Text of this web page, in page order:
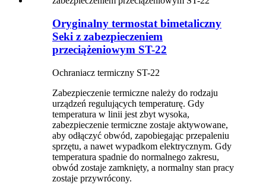
Oryginalny termostat bimetaliczny
Seki z zabezpieczeniem
przeciążeniowym ST-22
Ochraniacz termiczny ST-22
Zabezpieczenie termiczne należy do rodzaju
urządzeń regulujących temperaturę. Gdy
temperatura w linii jest zbyt wysoka,
zabezpieczenie termiczne zostaje aktywowane,
aby odłączyć obwód, zapobiegając przepaleniu
sprzętu, a nawet wypadkom elektrycznym. Gdy
temperatura spadnie do normalnego zakresu,
obwód zostaje zamknięty, a normalny stan pracy
zostaje przywrócony.